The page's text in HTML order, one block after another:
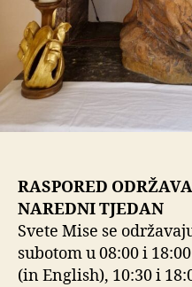
RASPORED
NAREDNI TJEDAN
Svete Mise se
subotom u 08:00 i
(in English), 10:30 i